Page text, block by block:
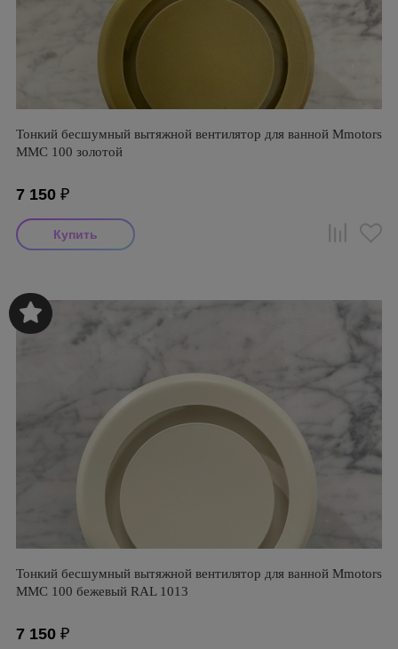
Тонкий бесшумный вытяжной вентилятор для ванной Mmotors
ММC 100 золотой
7 150 ₽
Тонкий бесшумный вытяжной вентилятор для ванной Mmotors
ММC 100 бежевый RAL 1013
7 150 ₽